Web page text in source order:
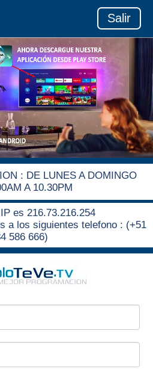
Salir
: DE LUNES A DOMINGO
A 10.30PM
es 216.73.216.254
a los siguientes telefono : (+51
586 666)